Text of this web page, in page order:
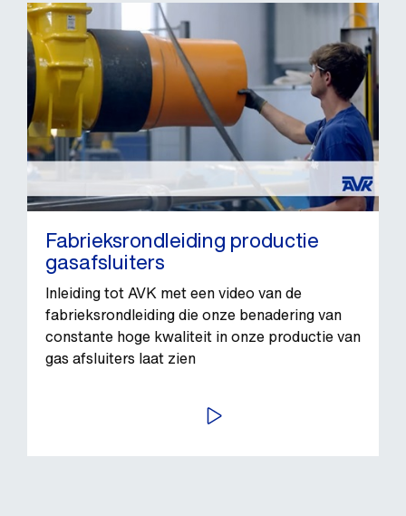
Fabrieksrondleiding productie
gasafsluiters
Inleiding tot AVK met een video van de
fabrieksrondleiding die onze benadering van
constante hoge kwaliteit in onze productie van
gas afsluiters laat zien
BEKIJK VIDEO